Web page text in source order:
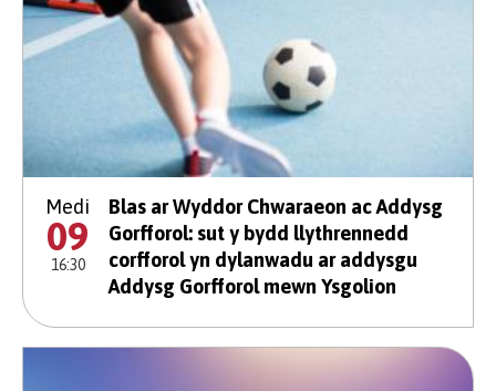
Medi
09
16:30
Blas ar Wyddor Chwaraeon ac Addysg
Gorfforol: sut y bydd llythrennedd
corfforol yn dylanwadu ar addysgu
Addysg Gorfforol mewn Ysgolion